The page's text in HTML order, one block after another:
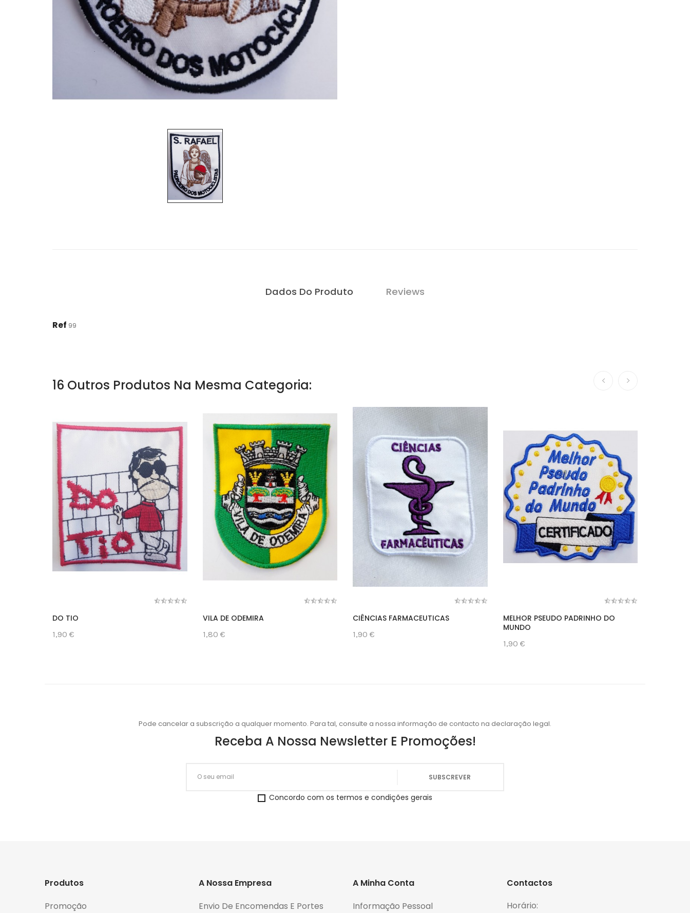
Dados Do Produto Reviews
Ref 99
16 Outros Produtos Na Mesma Categoria:
DO TIO
1,90 €
VILA DE ODEMIRA
1,80 €
CIÊNCIAS FARMACEUTICAS
1,90 €
MELHOR PSEUDO PADRINHO DO
MUNDO
1,90 €
Pode cancelar a subscrição a qualquer momento. Para tal, consulte a nossa informação de contacto na declaração legal.
Receba A Nossa Newsletter E Promoções!
Concordo com os termos e condições gerais
Produtos
Promoção
A Nossa Empresa
Envio De Encomendas E Portes
A Minha Conta
Informação Pessoal
Contactos
Horário: